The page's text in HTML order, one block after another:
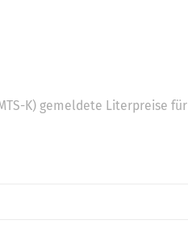
K) gemeldete Literpreise